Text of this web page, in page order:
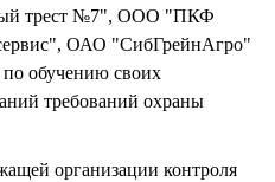
трест №7", ООО "ПКФ
ОАО "СибГрейнАгро"
по обучению своих
требований охраны
организации контроля